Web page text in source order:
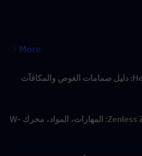
More
تسريب Claret في Zenless Zone Zero 3.2: المهارات، المواد، محرك W-